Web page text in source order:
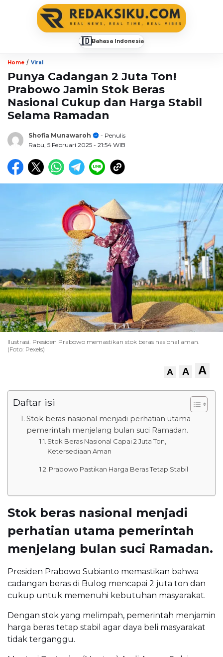
🇮🇩Bahasa Indonesia
Home / Viral
Punya Cadangan 2 Juta Ton!
Prabowo Jamin Stok Beras
Nasional Cukup dan Harga Stabil
Selama Ramadan
Shofia Munawaroh
- Penulis
Rabu, 5 Februari 2025 - 21:54 WIB
Ilustrasi. Presiden Prabowo memastikan stok beras nasional aman.
(Foto: Pexels)
A A A
Daftar isi
Stok beras nasional menjadi perhatian utama
pemerintah menjelang bulan suci Ramadan.
Stok Beras Nasional Capai 2 Juta Ton,
Ketersediaan Aman
Prabowo Pastikan Harga Beras Tetap Stabil
Stok beras nasional menjadi
perhatian utama pemerintah
menjelang bulan suci Ramadan.
Presiden Prabowo Subianto memastikan bahwa
cadangan beras di Bulog mencapai 2 juta ton dan
cukup untuk memenuhi kebutuhan masyarakat.
Dengan stok yang melimpah, pemerintah menjamin
harga beras tetap stabil agar daya beli masyarakat
tidak terganggu.